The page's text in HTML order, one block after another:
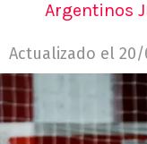
Argentinos
Actualizado el 20/